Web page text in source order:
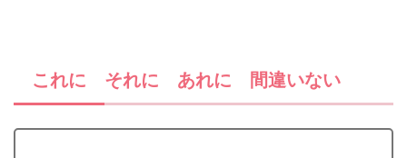
これに それに あれに 間違いない